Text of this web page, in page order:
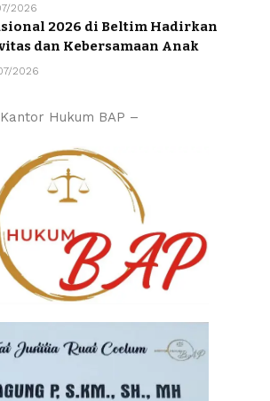
2026
2026 di Beltim Hadirkan
dan Kebersamaan Anak
2026
Hukum BAP –